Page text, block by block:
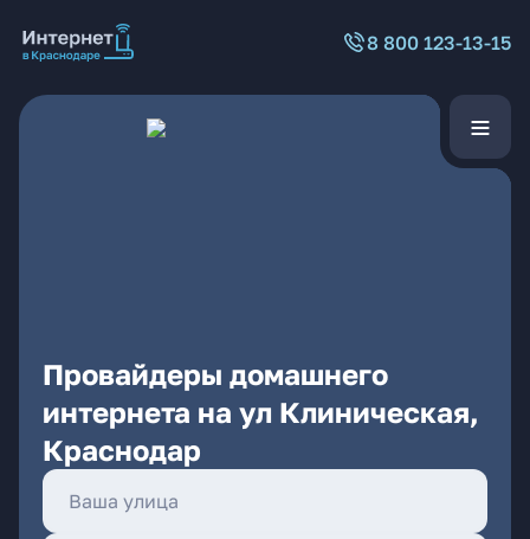
8 800 123-13-15
Провайдеры домашнего
интернета на ул Клиническая,
Краснодар